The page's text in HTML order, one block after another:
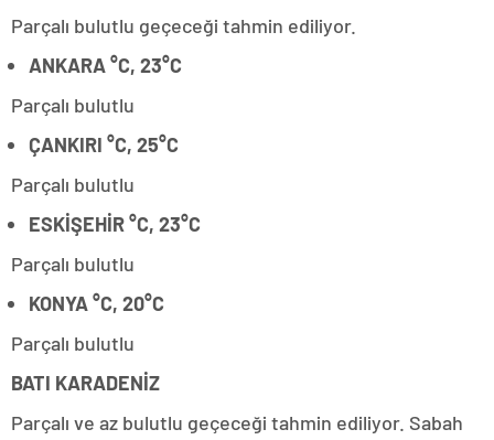
Parçalı bulutlu geçeceği tahmin ediliyor.
ANKARA °C, 23°C
Parçalı bulutlu
ÇANKIRI °C, 25°C
Parçalı bulutlu
ESKİŞEHİR °C, 23°C
Parçalı bulutlu
KONYA °C, 20°C
Parçalı bulutlu
BATI KARADENİZ
Parçalı ve az bulutlu geçeceği tahmin ediliyor. Sabah